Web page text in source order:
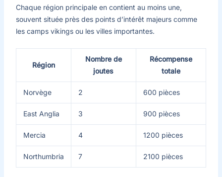
Chaque région principale en contient au moins une,
souvent située près des points d’intérêt majeurs comme
les camps vikings ou les villes importantes.
Région
Nombre de
joutes
Récompense
totale
Norvège 2 600 pièces
East Anglia 3 900 pièces
Mercia 4 1200 pièces
Northumbria 7 2100 pièces